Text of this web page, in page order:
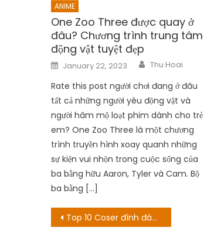
ANIME
One Zoo Three được quay ở
đâu? Chương trình trung tâm
động vật tuyệt đẹp
Posted
on
January 22, 2023 Author
Thu Hoai
Rate this post người chơi đang ở đâu
tất cả những người yêu động vật và
người hâm mộ loạt phim dành cho trẻ
em? One Zoo Three là một chương
trình truyền hình xoay quanh những
sự kiện vui nhộn trong cuộc sống của
ba bằng hữu Aaron, Tyler và Cam. Bộ
ba bằng […]
Post
Top 10 Coser đình đám nhất xứ hoa anh đào bạn đã biết chưa?